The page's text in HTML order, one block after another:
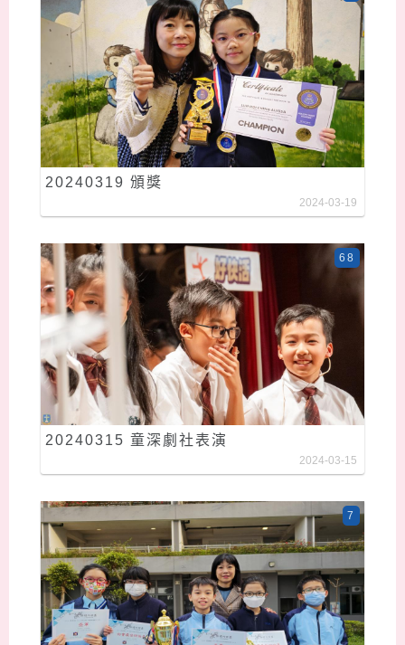
20240319 頒獎
2024-03-19
20240315 童深劇社表演
68
2024-03-15
7